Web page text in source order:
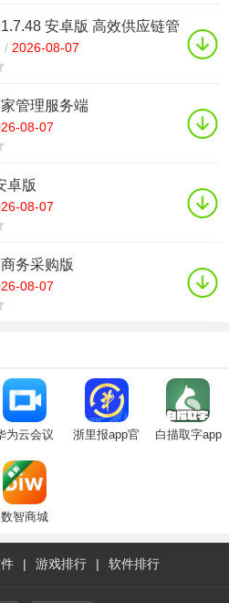
安卓版 高效供应链管
/ 2026-08-07
管理服务端
08-07
卓版
08-07
务采购版
08-07
为云会议
最新安卓
版
浙里报app官
白描取字app
数智商城
| 游戏排行 | 软件排行